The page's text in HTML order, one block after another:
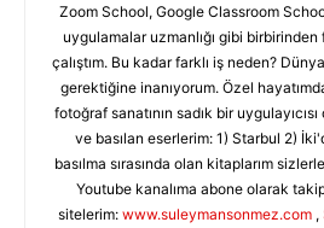
Zoom School, Google Classroom
uygulamalar uzmanlığı gibi
çalıştım. Bu kadar farklı iş neden?
gerektiğine inanıyorum. Özel
fotoğraf sanatının sadık bir
ve basılan eserlerim: 1) Starbul 2)
basılma sırasında olan kitaplarım
Youtube kanalıma abone olarak
sitelerim: www.suleymansonmez.com ,